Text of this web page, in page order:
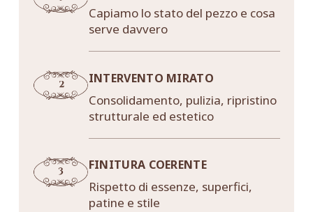
Capiamo lo stato del pezzo e cosa
serve davvero
INTERVENTO MIRATO
Consolidamento, pulizia, ripristino
strutturale ed estetico
FINITURA COERENTE
Rispetto di essenze, superfici,
patine e stile